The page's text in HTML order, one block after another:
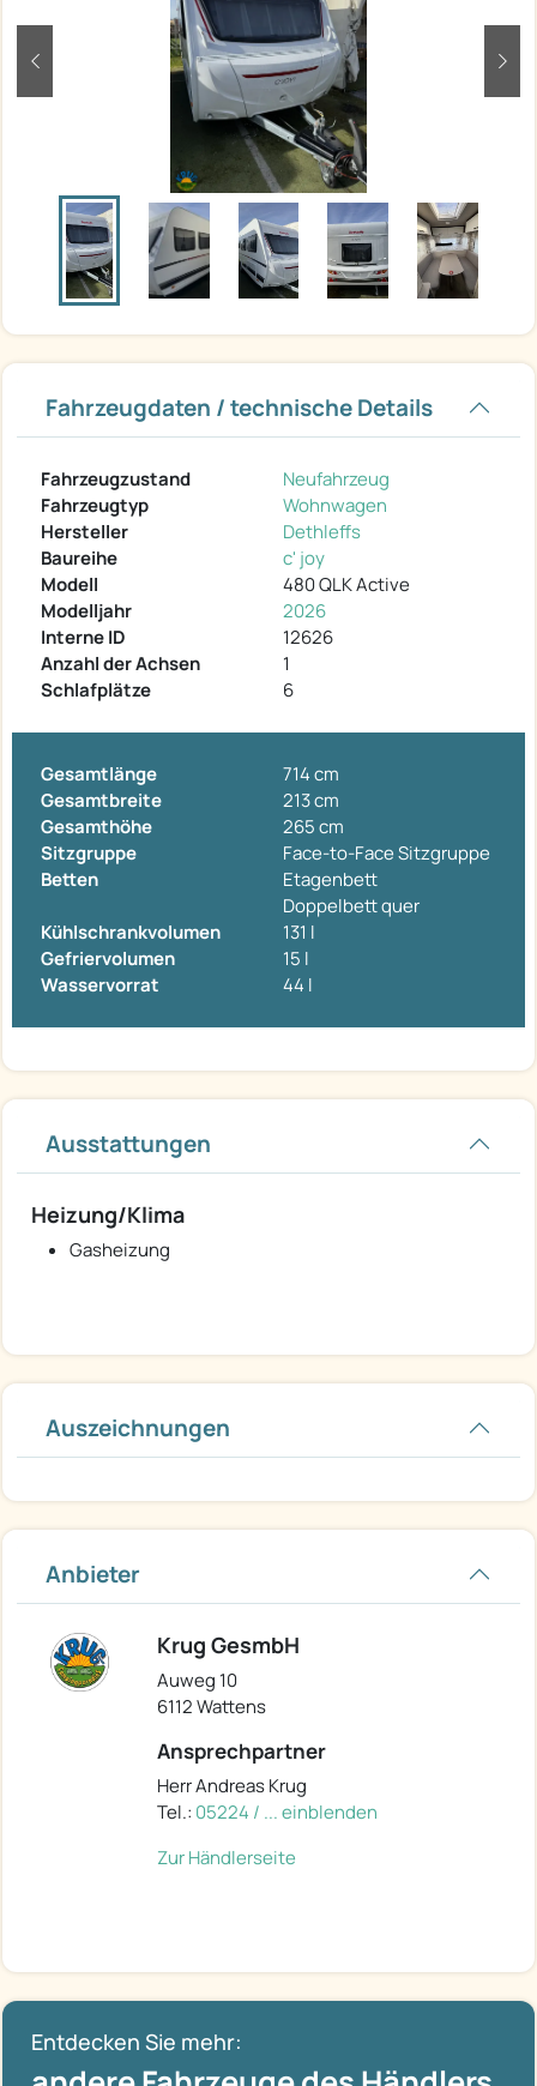
zurück
Fahrzeugdaten / technische Details
Fahrzeugzustand
Neufahrzeug
Fahrzeugtyp
Wohnwagen
Hersteller
Dethleffs
Baureihe
c' joy
Modell
480 QLK Active
Modelljahr
2026
Interne ID
12626
Anzahl der Achsen
1
Schlafplätze
6
Gesamtlänge
714 cm
Gesamtbreite
213 cm
Gesamthöhe
265 cm
Sitzgruppe
Face-to-Face Sitzgruppe
Betten
Etagenbett
Doppelbett quer
Kühlschrankvolumen
131 l
Gefriervolumen
15 l
Wasservorrat
44 l
Ausstattungen
Heizung/Klima
Gasheizung
Auszeichnungen
Anbieter
Krug GesmbH
Auweg 10
6112 Wattens
Ansprechpartner
Herr Andreas Krug
Tel.: 05224 / ... einblenden
Zur Händlerseite
Entdecken Sie mehr: